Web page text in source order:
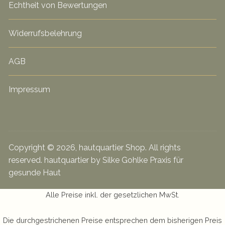
Echtheit von Bewertungen
Widerrufsbelehrung
AGB
Impressum
Copyright © 2026, hautquartier Shop. All rights
reserved. hautquartier by Silke Gohlke Praxis für
gesunde Haut
Alle Preise inkl. der gesetzlichen MwSt.
Die durchgestrichenen Preise entsprechen dem bisherigen Preis